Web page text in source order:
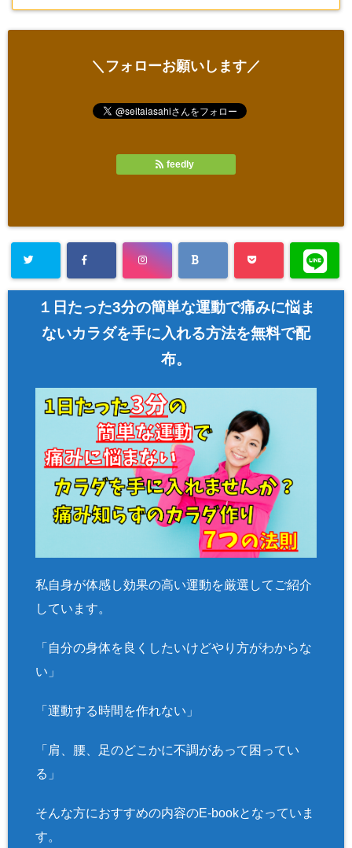
＼フォローお願いします／
feedly
１日たった3分の簡単な運動で痛みに悩ま
ないカラダを手に入れる方法を無料で配
布。
私自身が体感し効果の高い運動を厳選してご紹介
しています。
「自分の身体を良くしたいけどやり方がわからな
い」
「運動する時間を作れない」
「肩、腰、足のどこかに不調があって困ってい
る」
そんな方におすすめの内容のE-bookとなっていま
す。